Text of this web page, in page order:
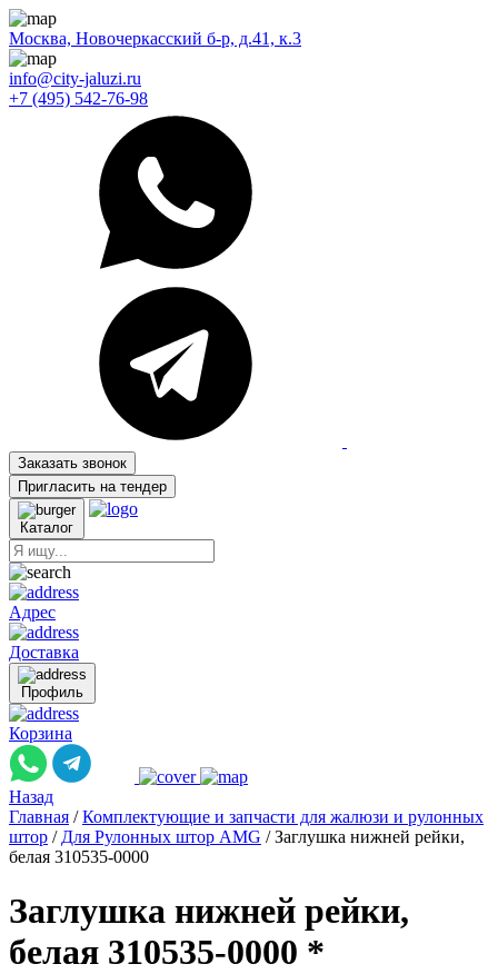
Москва, Новочеркасский б-р, д.41, к.3
info@city-jaluzi.ru
+7 (495) 542-76-98
Заказать звонок
Пригласить на тендер
Каталог
Адрес
Доставка
Профиль
Корзина
Назад
Главная / Комплектующие и запчасти для жалюзи и рулонных
штор / Для Рулонных штор AMG / Заглушка нижней рейки,
белая 310535-0000
Заглушка нижней рейки,
белая 310535-0000 *